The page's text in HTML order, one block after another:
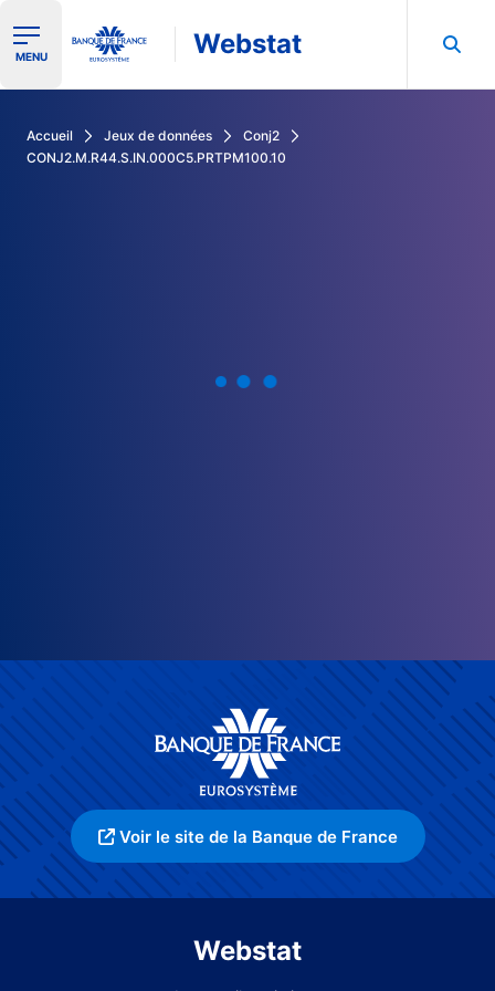
Ouvrir le menu de navigation
MENU Webstat
Accueil Jeux de données
Conj2
CONJ2.M.R44.S.IN.000C5.PRTPM100.10
Voir le site de la Banque de France
Webstat